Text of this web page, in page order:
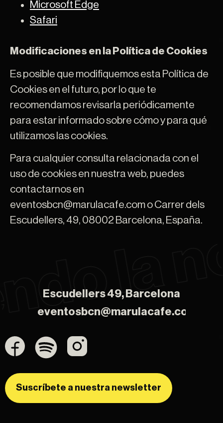
Microsoft Edge
Safari
Modificaciones en la Política de Cookies
Es posible que modifiquemos esta Política de
Cookies en el futuro, por lo que te
recomendamos revisarla periódicamente
para estar informado sobre cómo y para qué
utilizamos las cookies.
Para cualquier consulta relacionada con el
uso de cookies en nuestra web, puedes
contactarnos en
eventosbcn@marulacafe.com o Carrer dels
Escudellers, 49, 08002 Barcelona, España.
Escudellers 49, Barcelona
eventosbcn@marulacafe.com
eventosbcn@marulacafe.com
Suscríbete a nuestra newsletter